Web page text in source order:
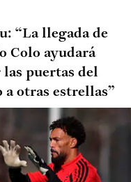
“La llegada de
Colo ayudará
puertas del
otras estrellas”